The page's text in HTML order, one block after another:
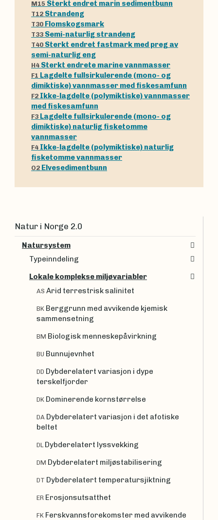
M15 Sterkt endret marin sedimentbunn
T12 Strandeng
T30 Flomskogsmark
T33 Semi-naturlig strandeng
T40 Sterkt endret fastmark med preg av
semi-naturlig eng
H4 Sterkt endrete marine vannmasser
F1 Lagdelte fullsirkulerende (mono- og
dimiktiske) vannmasser med fiskesamfunn
F2 Ikke-lagdelte (polymiktiske) vannmasser
med fiskesamfunn
F3 Lagdelte fullsirkulerende (mono- og
dimiktiske) naturlig fisketomme
vannmasser
F4 Ikke-lagdelte (polymiktiske) naturlig
fisketomme vannmasser
O2 Elvesedimentbunn
Natur i Norge 2.0
Natursystem
Typeinndeling
Lokale komplekse miljøvariabler
AS Arid terrestrisk salinitet
BK Berggrunn med avvikende kjemisk
sammensetning
BM Biologisk menneskepåvirkning
BU Bunnujevnhet
DD Dybderelatert variasjon i dype
terskelfjorder
DK Dominerende kornstørrelse
DA Dybderelatert variasjon i det afotiske
beltet
DL Dybderelatert lyssvekking
DM Dybderelatert miljøstabilisering
DT Dybderelatert temperatursjiktning
ER Erosjonsutsatthet
FK Ferskvannsforekomster med avvikende